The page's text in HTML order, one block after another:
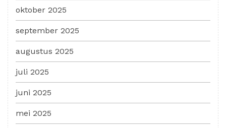
oktober 2025
september 2025
augustus 2025
juli 2025
juni 2025
mei 2025